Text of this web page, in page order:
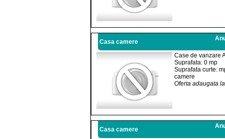
Casa camere
Case de vanzare
Suprafata: 0 mp
Suprafata curte:
camere
Oferta adaugata
Casa camere